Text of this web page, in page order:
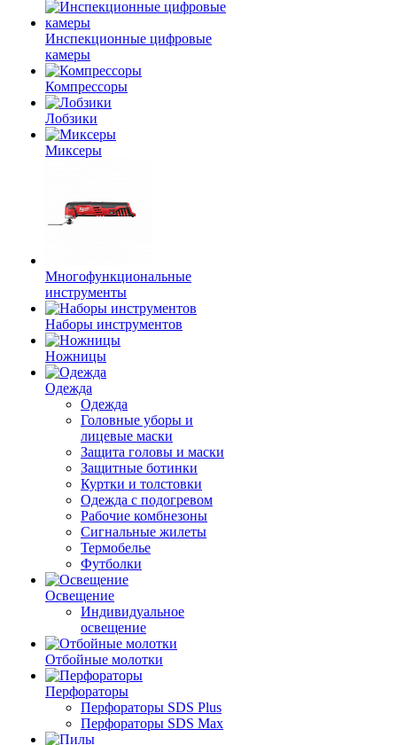
Инспекционные цифровые
камеры
Компрессоры
Лобзики
Миксеры
Многофункциональные
инструменты
Наборы инструментов
Ножницы
Одежда
Одежда
Головные уборы и
лицевые маски
Защита головы и маски
Защитные ботинки
Куртки и толстовки
Одежда с подогревом
Рабочие комбнезоны
Сигнальные жилеты
Термобелье
Футболки
Освещение
Индивидуальное
освещение
Отбойные молотки
Перфораторы
Перфораторы SDS Plus
Перфораторы SDS Max